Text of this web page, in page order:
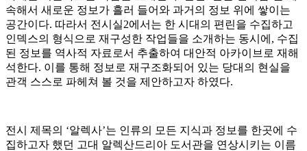
속해서 새로운 정보가 흘러 들어와 과거의 정보 위에 쌓이는
공간이다. 따라서 전시실2에서는 한 시대의 편린을 수집하고
인덱스의 형식으로 재구성한 작업들을 소개하는 동시에, 수집
된 정보를 역사적 자료로서 추출하여 대안적 아카이브로 재해
석한다. 이를 통해 정보로 재구조화되어 있는 당대의 현실을
관객 스스로 파헤쳐 볼 것을 제안하고자 하였다.
전시 제목의 ‘알렉사’는 인류의 모든 지식과 정보를 한곳에 수
집하고자 했던 고대 알렉산드리아 도서관을 연상시키는 이름